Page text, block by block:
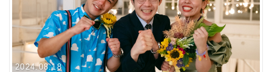
2024.08.18